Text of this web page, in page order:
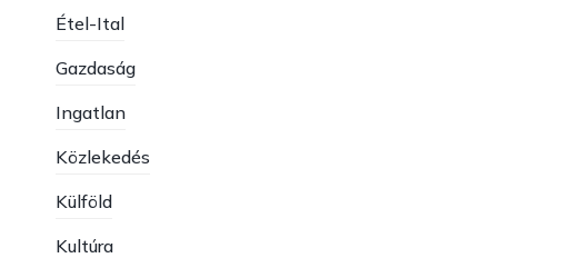
Étel-Ital
Gazdaság
Ingatlan
Közlekedés
Külföld
Kultúra